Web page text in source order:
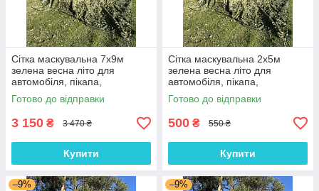
Сітка маскувальна 7х9м
зелена весна літо для
автомобіля, пікапа,
позашляховика та техніки
"Камуфляж №1"
Готово до відправки
3 150 ₴ 3 470 ₴
Купити
Сітка маскувальна 2х5м
зелена весна літо для
автомобіля, пікапа,
позашляховика та техніки
"Камуфляж №1"
Готово до відправки
500 ₴ 550 ₴
Купити
–9% –9%